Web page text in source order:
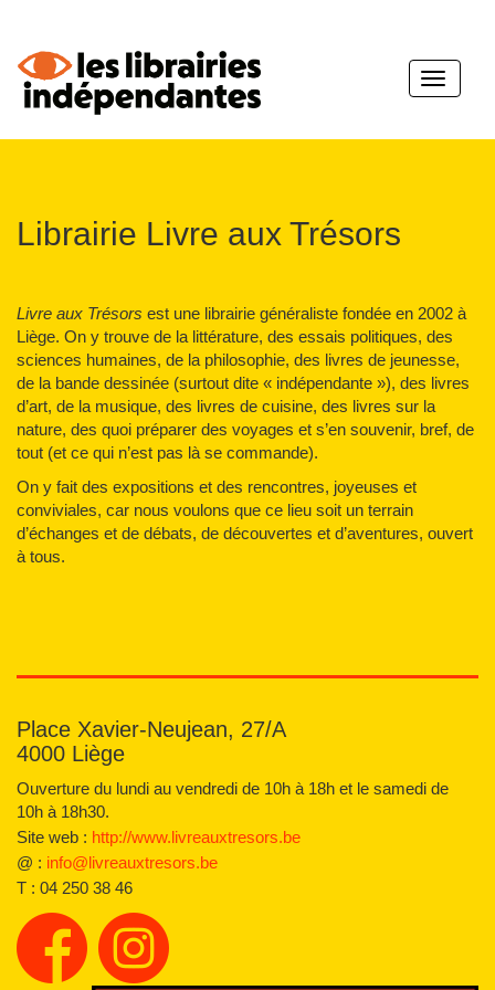
Toggle
Librairie Livre aux Trésors
Livre aux Trésors est une librairie généraliste fondée en 2002 à
Liège. On y trouve de la littérature, des essais politiques, des
sciences humaines, de la philosophie, des livres de jeunesse,
de la bande dessinée (surtout dite « indépendante »), des livres
d’art, de la musique, des livres de cuisine, des livres sur la
nature, des quoi préparer des voyages et s’en souvenir, bref, de
tout (et ce qui n’est pas là se commande).
On y fait des expositions et des rencontres, joyeuses et
conviviales, car nous voulons que ce lieu soit un terrain
d’échanges et de débats, de découvertes et d’aventures, ouvert
à tous.
Place Xavier-Neujean, 27/A
4000 Liège
Ouverture du lundi au vendredi de 10h à 18h et le samedi de
10h à 18h30.
Site web : http://www.livreauxtresors.be
@ : info@livreauxtresors.be
T : 04 250 38 46